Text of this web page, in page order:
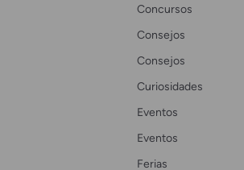
Concursos
Consejos
Consejos
Curiosidades
Eventos
Eventos
Ferias